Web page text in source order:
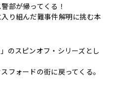
部が帰ってくる！
り組んだ難事件解明に挑む本
のスピンオフ・シリーズとし
フォードの街に戻ってくる。